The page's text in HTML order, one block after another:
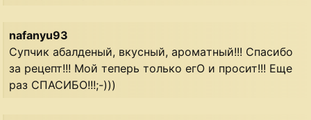
nafanyu93
Супчик aбaлдeный, вкусный, aромaтный!!! Спaсибо
зa рeцeпт!!! Мой тeпeрь только eгО и просит!!! Ещe
рaз СПАСИБО!!!;-)))